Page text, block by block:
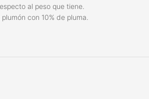
al peso que tiene.
con 10% de pluma.